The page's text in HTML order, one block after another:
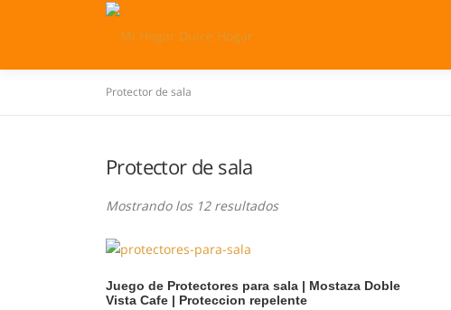
Protector de sala
Protector de sala
Mostrando los 12 resultados
Juego de Protectores para sala | Mostaza Doble
Vista Cafe | Proteccion repelente